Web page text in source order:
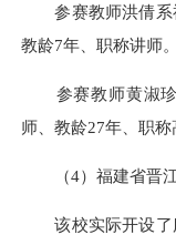
参赛教师洪倩系福
教龄7年、职称讲师。
参赛教师黄淑珍
师、教龄27年、职称
（4）福建省晋江
该校实际开设了